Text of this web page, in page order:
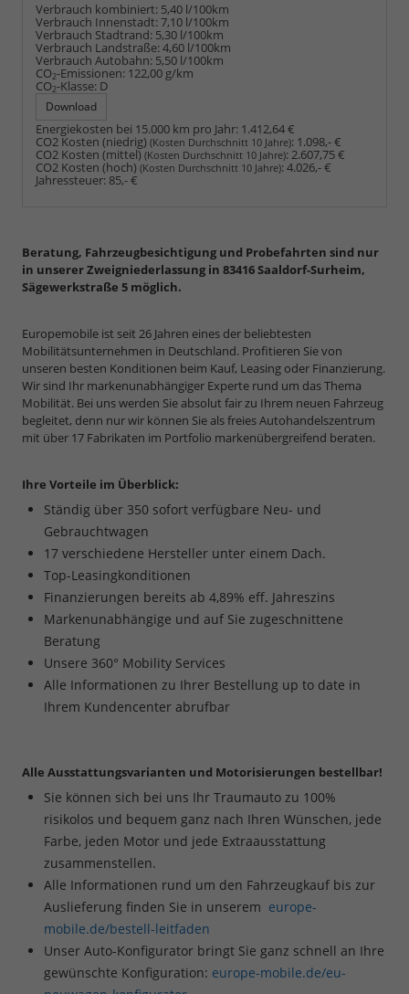
Verbrauch kombiniert: 5,40 l/100km
Verbrauch Innenstadt:7,10 l/100km
Verbrauch Stadtrand: 5,30 l/100km
Verbrauch Landstraße:4,60 l/100km
Verbrauch Autobahn: 5,50 l/100km
CO2-Emissionen: 122,00 g/km
CO2-Klasse: D
Download
Energiekosten bei 15.000 km pro Jahr: 1.412,64 €
CO2 Kosten (niedrig) (Kosten Durchschnitt 10 Jahre): 1.098,- €
CO2 Kosten (mittel) (Kosten Durchschnitt 10 Jahre):2.607,75 €
CO2 Kosten (hoch) (Kosten Durchschnitt 10 Jahre):4.026,- €
Jahressteuer: 85,- €
Beratung, Fahrzeugbesichtigung und Probefahrten sind nur
in unserer Zweigniederlassung in 83416 Saaldorf-Surheim,
Sägewerkstraße 5 möglich.
Europemobile ist seit 26 Jahren eines der beliebtesten
Mobilitätsunternehmen in Deutschland. Profitieren Sie von
unseren besten Konditionen beim Kauf, Leasing oder Finanzierung.
Wir sind Ihr markenunabhängiger Experte rund um das Thema
Mobilität. Bei uns werden Sie absolut fair zu Ihrem neuen Fahrzeug
begleitet, denn nur wir können Sie als freies Autohandelszentrum
mit über 17 Fabrikaten im Portfolio markenübergreifend beraten.
Ihre Vorteile im Überblick:
Ständig über 350 sofort verfügbare Neu- und
Gebrauchtwagen
17 verschiedene Hersteller unter einem Dach.
Top-Leasingkonditionen
Finanzierungen bereits ab 4,89% eff. Jahreszins
Markenunabhängige und auf Sie zugeschnittene
Beratung
Unsere 360° Mobility Services
Alle Informationen zu Ihrer Bestellung up to date in
Ihrem Kundencenter abrufbar
Alle Ausstattungsvarianten und Motorisierungen bestellbar!
Sie können sich bei uns Ihr Traumauto zu 100%
risikolos und bequem ganz nach Ihren Wünschen, jede
Farbe, jeden Motor und jede Extraausstattung
zusammenstellen.
Alle Informationen rund um den Fahrzeugkauf bis zur
Auslieferung finden Sie in unserem europe-
mobile.de/bestell-leitfaden
Unser Auto-Konfigurator bringt Sie ganz schnell an Ihre
gewünschte Konfiguration: europe-mobile.de/eu-